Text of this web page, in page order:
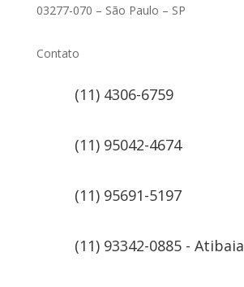
03277-070 – São Paulo – SP
Contato
(11) 4306-6759
(11) 95042-4674
(11) 95691-5197
(11) 93342-0885 - Atibaia